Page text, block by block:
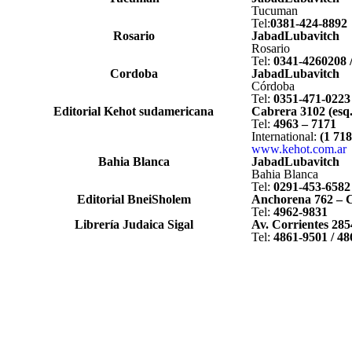
Tucuman
Tel:0381-424-8892
Rosario
JabadLubavitch
Rosario
Tel: 0341-4260208
Cordoba
JabadLubavitch
Córdoba
Tel: 0351-471-
Editorial Kehot sudamericana
Cabrera 3102
Tel: 4963 – 7171
International: (1
www.kehot.com.ar
Bahia Blanca
JabadLubavitch
Bahia Blanca
Tel: 0291-453-6582
Editorial BneiSholem
Anchorena 762 –
Tel: 4962-9831
Librería Judaica Sigal
Av. Corrientes
Tel: 4861-9501 /